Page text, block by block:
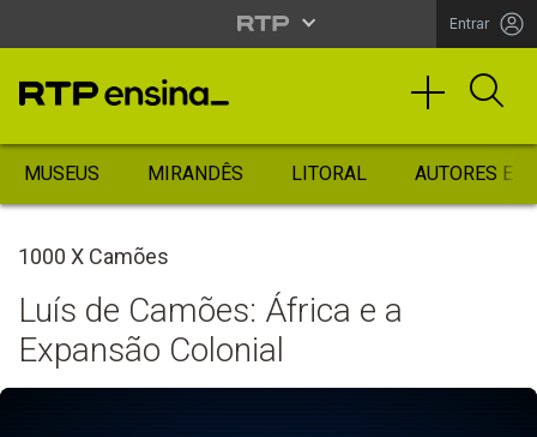
Entrar
MUSEUS MIRANDÊS LITORAL AUTORES
1000 X Camões
Luís de Camões: África e a
Expansão Colonial